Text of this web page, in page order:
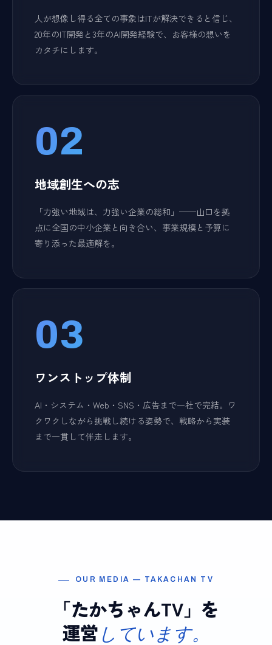
人が想像し得る全ての事象はITが解決できると信じ、
20年のIT開発と3年のAI開発経験で、お客様の想いを
カタチにします。
02
地域創生への志
「力強い地域は、力強い企業の総和」——山口を拠
点に全国の中小企業と向き合い、事業規模と予算に
寄り添った最適解を。
03
ワンストップ体制
AI・システム・Web・SNS・広告まで一社で完結。ワ
クワクしながら挑戦し続ける姿勢で、戦略から実装
まで一貫して伴走します。
OUR MEDIA — TAKACHAN TV
「たかちゃんTV」を
運営 しています。